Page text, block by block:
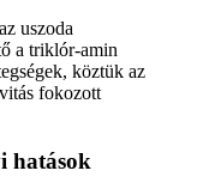
uszoda
a triklór-amin
köztük az
fokozott
hatások